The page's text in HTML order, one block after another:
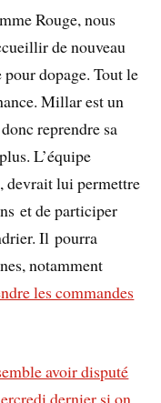
Rouge, nous
de nouveau
dopage. Tout le
Millar est un
reprendre sa
L’équipe
devrait lui permettre
et de participer
Il pourra
notamment
les commandes
avoir disputé
dernier si on